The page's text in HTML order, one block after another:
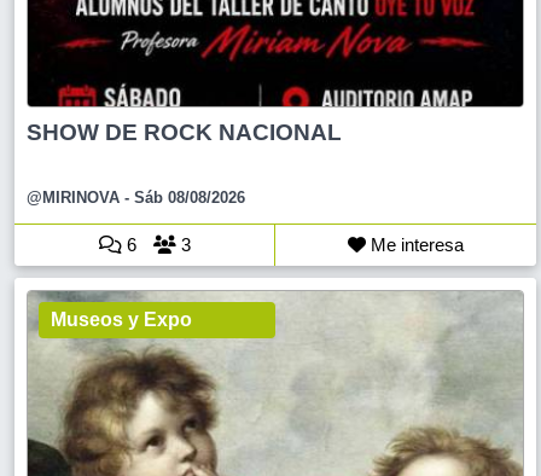
SHOW DE ROCK NACIONAL
@MIRINOVA - Sáb 08/08/2026
6 3 Me interesa
Museos y Expo